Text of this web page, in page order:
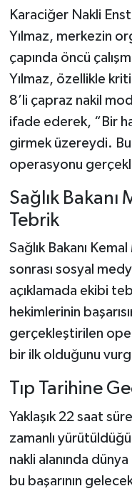
Karaciğer Nakli
Yılmaz, merkezin
çapında öncü
Yılmaz, özellikle
8’li çapraz nakil
ifade ederek, “Bir
girmek üzereydi.
operasyonu
Sağlık Bakanı
Tebrik
Sağlık Bakanı
sonrası sosyal
açıklamada ekibi
hekimlerinin
gerçekleştirilen
bir ilk olduğunu
Tıp Tarihine
Yaklaşık 22 saat
zamanlı
nakli alanında
bu başarının